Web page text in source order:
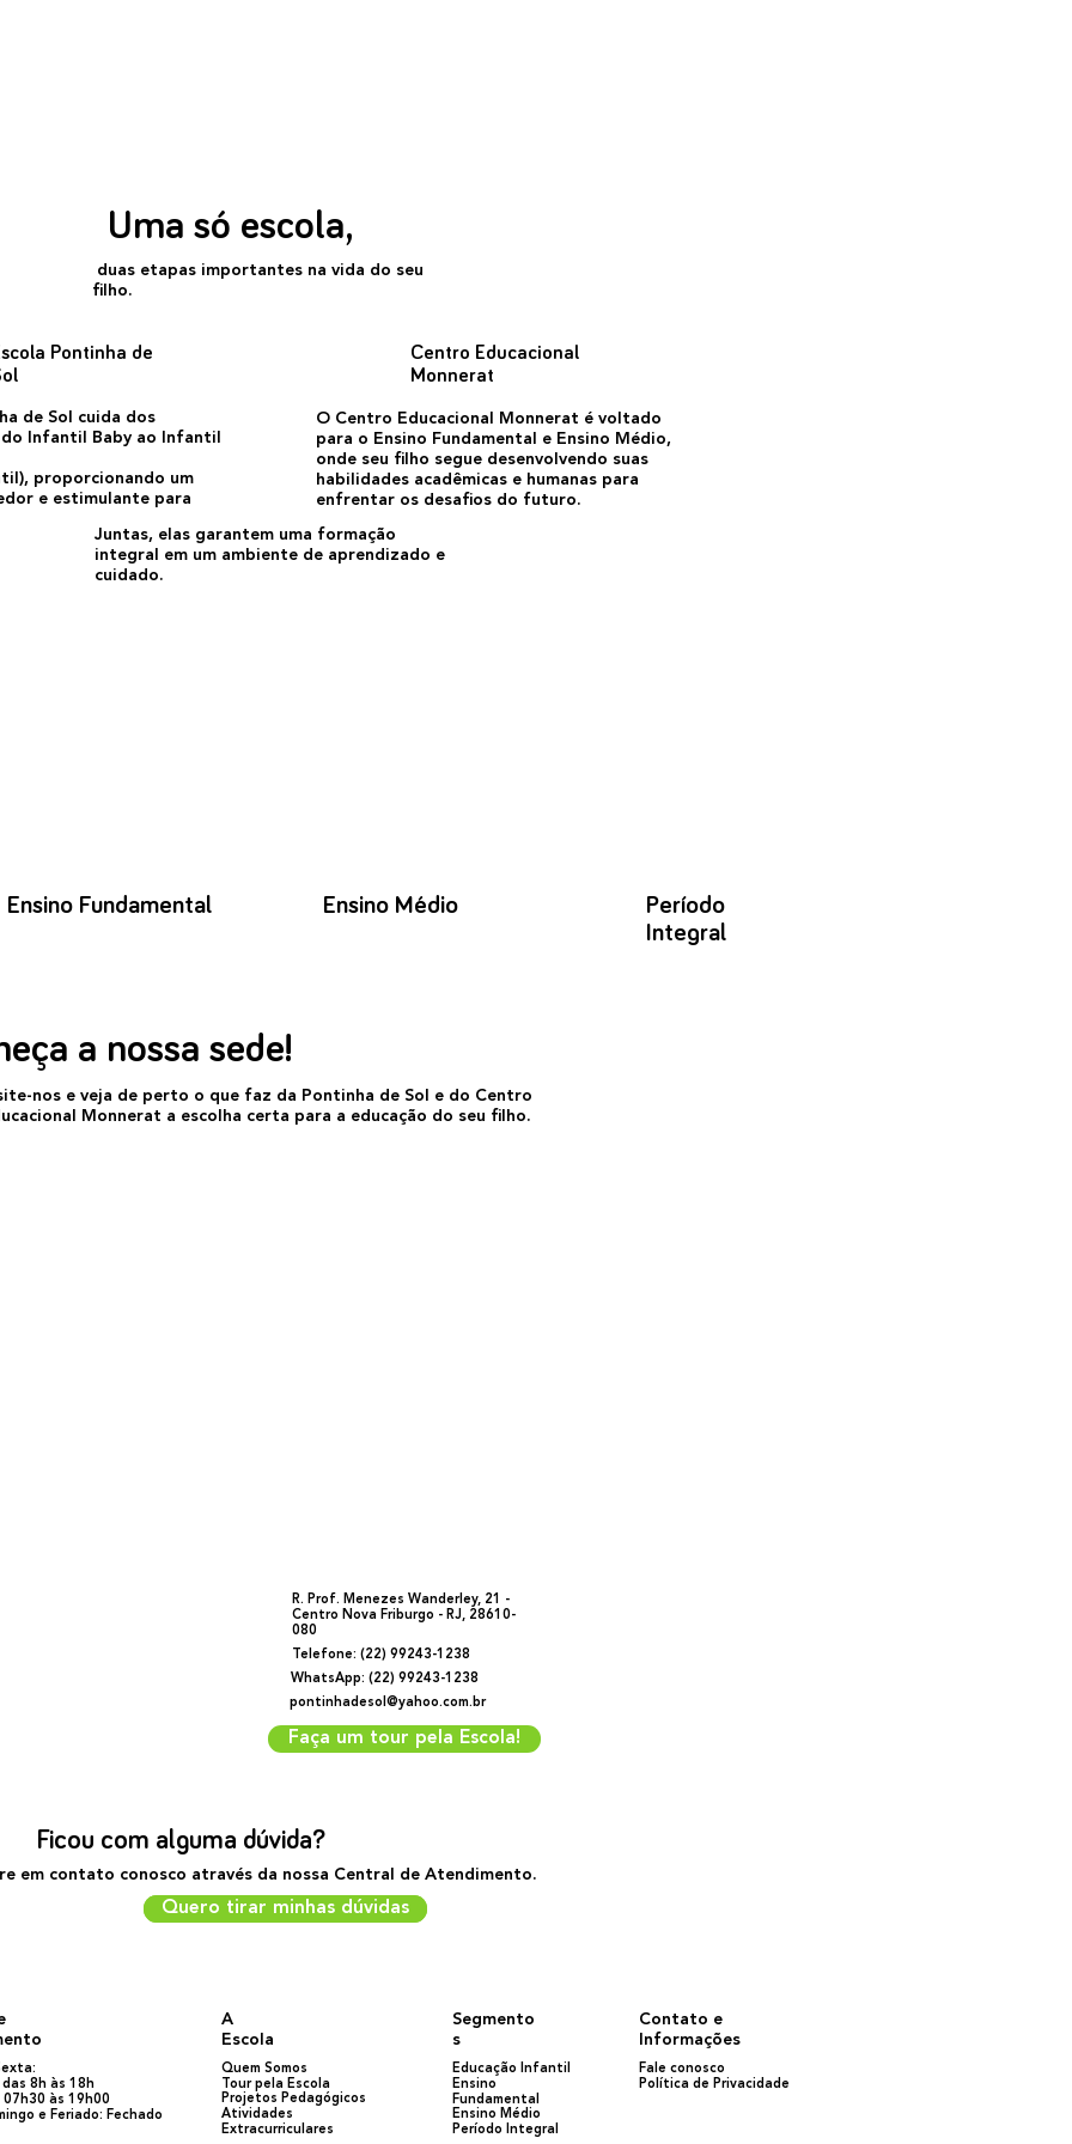
Juntas, elas garantem uma formação
integral em um ambiente de aprendizado e
cuidado.
de Sol cuida dos
Infantil Baby ao Infantil
proporcionando um
e estimulante para
Uma só escola,
duas etapas importantes na vida do seu
filho.
Pontinha de
O Centro Educacional Monnerat é voltado
para o Ensino Fundamental e Ensino Médio,
onde seu filho segue desenvolvendo suas
habilidades acadêmicas e humanas para
enfrentar os desafios do futuro.
Centro Educacional
Monnerat
Ensino Fundamental Ensino Médio
Período
Integral
a nossa sede!
nos e veja de perto o que faz da Pontinha de Sol e do Centro
Monnerat a escolha certa para a educação do seu filho.
R. Prof. Menezes Wanderley, 21 -
Centro Nova Friburgo - RJ, 28610-
080
Telefone: (22) 99243-1238
WhatsApp: (22) 99243-1238
pontinhadesol@yahoo.com.br
Faça um tour pela Escola!
Quero tirar minhas dúvidas
Ficou com alguma dúvida?
em contato conosco através da nossa Central de Atendimento.
Quero tirar minhas dúvidas
8h às 18h
às 19h00
e Feriado: Fechado
A
Escola
Quem Somos
Tour pela Escola
Projetos Pedagógicos
Atividades
Extracurriculares
Segmento
s
Educação Infantil
Ensino
Fundamental
Ensino Médio
Período Integral
Contato e
Informações
Fale conosco
Política de Privacidade